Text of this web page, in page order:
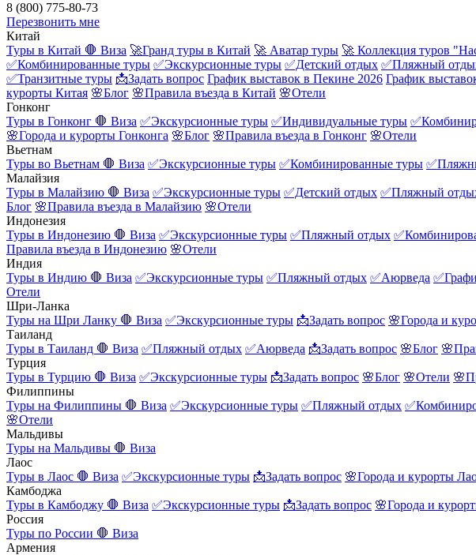
8 (800) 775-80-73
Перезвонить мне
Китай
Туры в Китай 🛑 Виза 🚀Гранд туры в Китай 🚀 Аватар туры 🚀 Коллекция туров
✅Комбинированные туры ✅Экскурсионные туры ✅Детский отдых ✅Пляжный
✅Транзитные туры 📩Задать вопрос График выставок в Пекине 2026 График
курорты Китая 🌸Блог 🌸Правила въезда в Китай 🌸Отели
Гонконг
Туры в Гонконг 🛑 Виза ✅Экскурсионные туры ✅Индивидуальные туры
🌸Города и курорты Гонконга 🌸Блог 🌸Правила въезда в Гонконг 🌸Отели
Вьетнам
Туры во Вьетнам 🛑 Виза ✅Экскурсионные туры ✅Комбинированные туры
Малайзия
Туры в Малайзию 🛑 Виза ✅Экскурсионные туры ✅Детский отдых ✅Пляжный
Блог 🌸Правила въезда в Малайзию 🌸Отели
Индонезия
Туры в Индонезию 🛑 Виза ✅Экскурсионные туры ✅Пляжный отдых
Правила въезда в Индонезию 🌸Отели
Индия
Туры в Индию 🛑 Виза ✅Экскурсионные туры ✅Пляжный отдых ✅Аюрведа
Отели
Шри-Ланка
Туры на Шри Ланку 🛑 Виза ✅Экскурсионные туры 📩Задать вопрос 🌸Города и
Таиланд
Туры в Таиланд 🛑 Виза ✅Пляжный отдых ✅Аюрведа 📩Задать вопрос 🌸Блог
Турция
Туры в Турцию 🛑 Виза ✅Экскурсионные туры 📩Задать вопрос 🌸Блог 🌸Отели
Филиппины
Туры на Филиппины 🛑 Виза ✅Экскурсионные туры ✅Пляжный отдых
🌸Отели
Мальдивы
Туры на Мальдивы 🛑 Виза
Лаос
Туры в Лаос 🛑 Виза ✅Экскурсионные туры 📩Задать вопрос 🌸Города и курорты
Камбоджа
Туры в Камбоджу 🛑 Виза ✅Экскурсионные туры 📩Задать вопрос 🌸Города и
Россия
Туры по России 🛑 Виза
Армения